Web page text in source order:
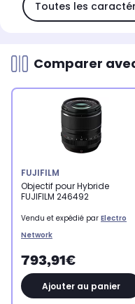
Toutes les
Comparer
FUJIFILM
Objectif pour Hybride
FUJIFILM 246492
Vendu et expédié par Electro
Network
793,91€
Ajouter au panier